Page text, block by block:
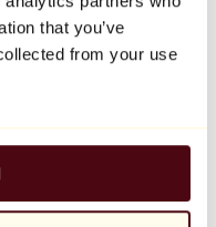
that you’ve
from your use